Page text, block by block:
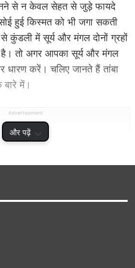
और पढ़ें
से न केवल सेहत से जुड़े फायदे
हुई किस्मत को भी जगा सकती
कुंडली में सूर्य और मंगल दोनों ग्रहों
है। तो अगर आपका सूर्य और मंगल
धारण करें। चलिए जानते हैं तांबा
में।
Advertisement
चाहिए?